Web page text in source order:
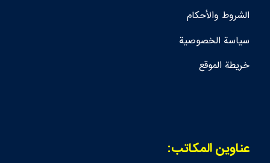
الشروط والأحكام
سياسة الخصوصية
خريطة الموقع
عناوين المكاتب: